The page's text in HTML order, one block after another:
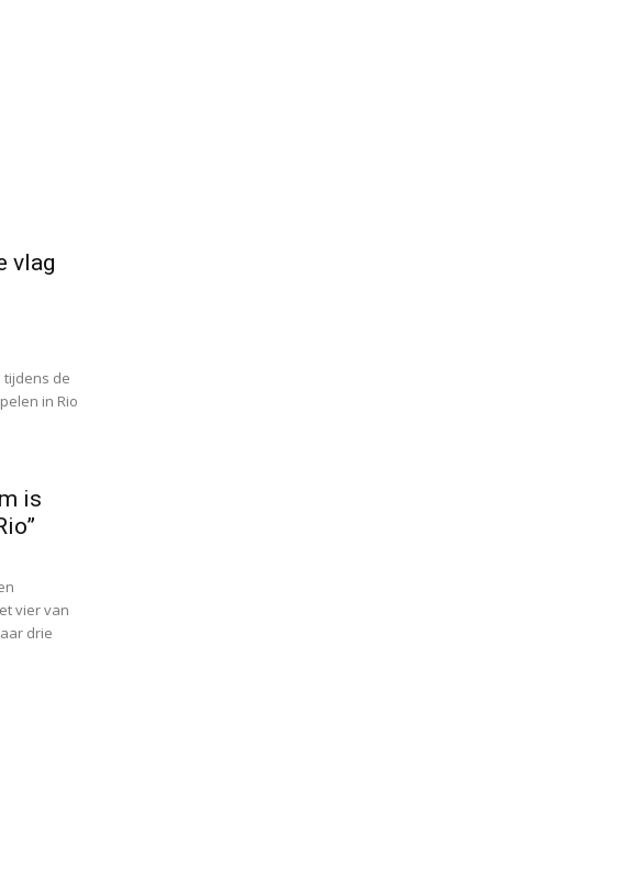
vlag
tijdens de
in Rio
is
vier van
drie